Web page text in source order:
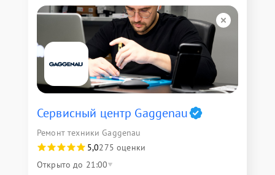
Сервисный центр Gaggenau
Ремонт техники Gaggenau
5,0275 оценки
Открыто до 21:00